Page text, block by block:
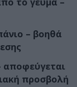
– βοηθά
αποφεύγεται
προσβολή